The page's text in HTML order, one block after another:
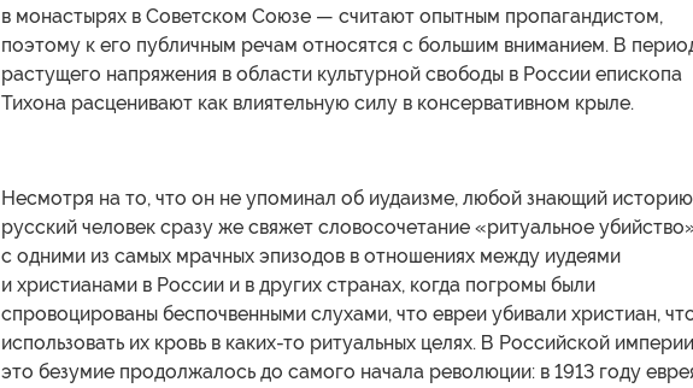
в монастырях в Советском Союзе — считают опытным пропагандистом,
поэтому к его публичным речам относятся с большим вниманием. В
растущего напряжения в области культурной свободы в России епископа
Тихона расценивают как влиятельную силу в консервативном крыле.
Несмотря на то, что он не упоминал об иудаизме, любой знающий историю
русский человек сразу же свяжет словосочетание «ритуальное
с одними из самых мрачных эпизодов в отношениях между иудеями
и христианами в России и в других странах, когда погромы были
спровоцированы беспочвенными слухами, что евреи убивали христиан,
использовать их кровь в каких-то ритуальных целях. В Российской империи
это безумие продолжалось до самого начала революции: в 1913 году